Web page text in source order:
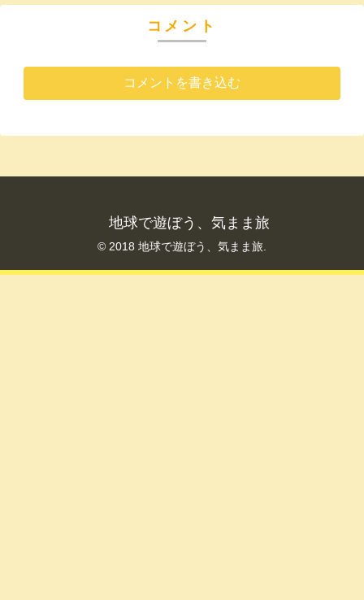
コメント
コメントを書き込む
地球で遊ぼう、気まま旅
© 2018 地球で遊ぼう、気まま旅.